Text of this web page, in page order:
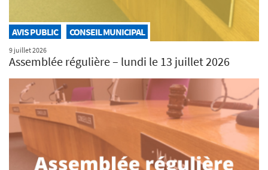
AVIS PUBLIC CONSEIL MUNICIPAL
9 juillet 2026
Assemblée régulière – lundi le 13 juillet 2026